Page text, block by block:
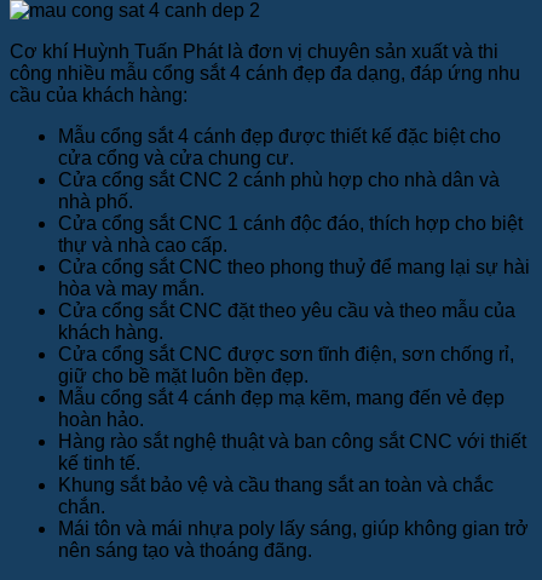
Cơ khí Huỳnh Tuấn Phát là đơn vị chuyên sản xuất và thi
công nhiều mẫu cổng sắt 4 cánh đẹp đa dạng, đáp ứng nhu
cầu của khách hàng:
Mẫu cổng sắt 4 cánh đẹp được thiết kế đặc biệt cho
cửa cổng và cửa chung cư.
Cửa cổng sắt CNC 2 cánh phù hợp cho nhà dân và
nhà phố.
Cửa cổng sắt CNC 1 cánh độc đáo, thích hợp cho biệt
thự và nhà cao cấp.
Cửa cổng sắt CNC theo phong thuỷ để mang lại sự hài
hòa và may mắn.
Cửa cổng sắt CNC đặt theo yêu cầu và theo mẫu của
khách hàng.
Cửa cổng sắt CNC được sơn tĩnh điện, sơn chống rỉ,
giữ cho bề mặt luôn bền đẹp.
Mẫu cổng sắt 4 cánh đẹp mạ kẽm, mang đến vẻ đẹp
hoàn hảo.
Hàng rào sắt nghệ thuật và ban công sắt CNC với thiết
kế tinh tế.
Khung sắt bảo vệ và cầu thang sắt an toàn và chắc
chắn.
Mái tôn và mái nhựa poly lấy sáng, giúp không gian trở
nên sáng tạo và thoáng đãng.